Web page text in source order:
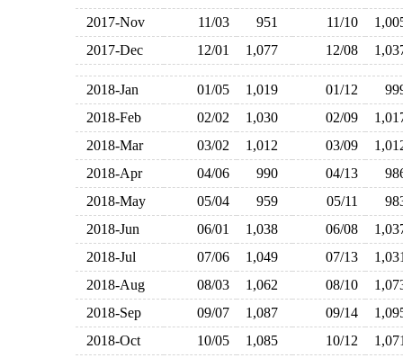
2017-Nov
11/03 951 11/10
2017-Dec
12/01 1,077 12/08
2018-Jan 01/05 1,019 01/12
2018-Feb
02/02 1,030 02/09
2018-Mar
03/02 1,012 03/09
2018-Apr
04/06 990 04/13
2018-May
05/04 959 05/11
2018-Jun
06/01 1,038 06/08
2018-Jul
07/06 1,049 07/13
2018-Aug
08/03 1,062 08/10
2018-Sep
09/07 1,087 09/14
2018-Oct
10/05 1,085 10/12